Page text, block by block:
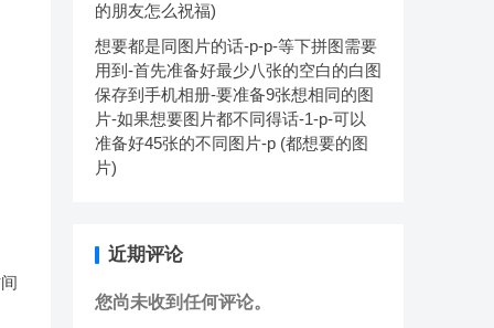
的朋友怎么祝福)
想要都是同图片的话-p-p-等下拼图需要
用到-首先准备好最少八张的空白的白图
保存到手机相册-要准备9张想相同的图
片-如果想要图片都不同得话-1-p-可以
准备好45张的不同图片-p (都想要的图
片)
近期评论
您尚未收到任何评论。